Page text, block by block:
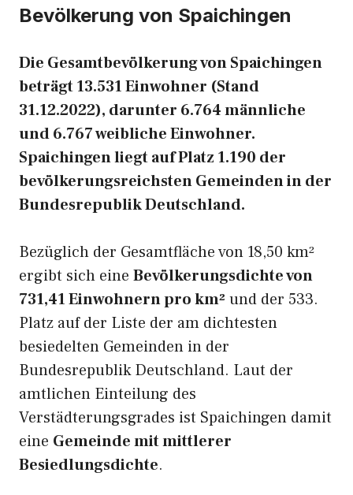
Bevölkerung von Spaichingen
Die Gesamtbevölkerung von Spaichingen
beträgt 13.531 Einwohner (Stand
31.12.2022), darunter 6.764 männliche
und 6.767 weibliche Einwohner.
Spaichingen liegt auf Platz 1.190 der
bevölkerungsreichsten Gemeinden in der
Bundesrepublik Deutschland.
Bezüglich der Gesamtfläche von 18,50 km²
ergibt sich eine Bevölkerungsdichte von
731,41 Einwohnern pro km² und der 533.
Platz auf der Liste der am dichtesten
besiedelten Gemeinden in der
Bundesrepublik Deutschland. Laut der
amtlichen Einteilung des
Verstädterungsgrades ist Spaichingen damit
eine Gemeinde mit mittlerer
Besiedlungsdichte.